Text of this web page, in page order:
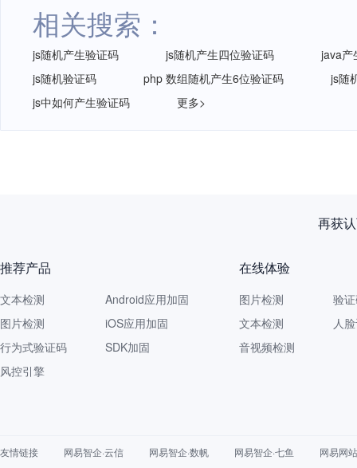
相关搜索：
js随机产生验证码 js随机产生四位验证码
java产
js随机验证码
php 数组随机产生6位验证码
js随
js中如何产生验证码
更多>
再获
推荐产品
文本检测
图片检测
行为式验证码
风控引擎
Android应用加固
iOS应用加固
SDK加固
在线体验
图片检测
文本检测
音视频检测
验
人
友情链接 网易智企·云信 网易智企·数帆 网易智企·七鱼 网易网